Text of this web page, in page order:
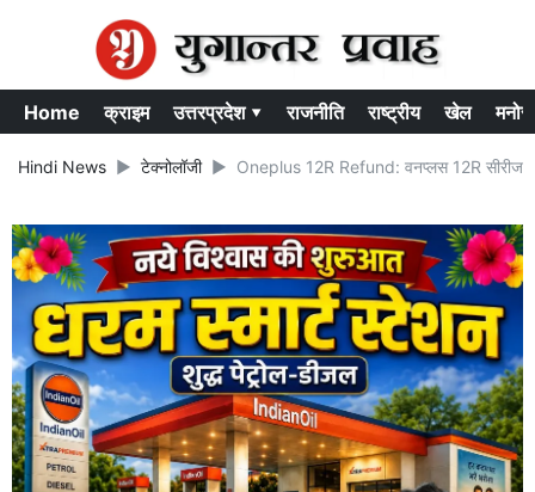
Home क्राइम उत्तरप्रदेश ▾ राजनीति राष्ट्रीय खेल
Hindi News टेक्नोलॉजी Oneplus 12R Refund: वनप्लस 12R सीरीज